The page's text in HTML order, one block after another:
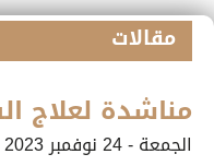
مقالات
مناشدة لعلاج
الجمعة - 24 نوفمبر 2023 - الساعة 09:17 ص